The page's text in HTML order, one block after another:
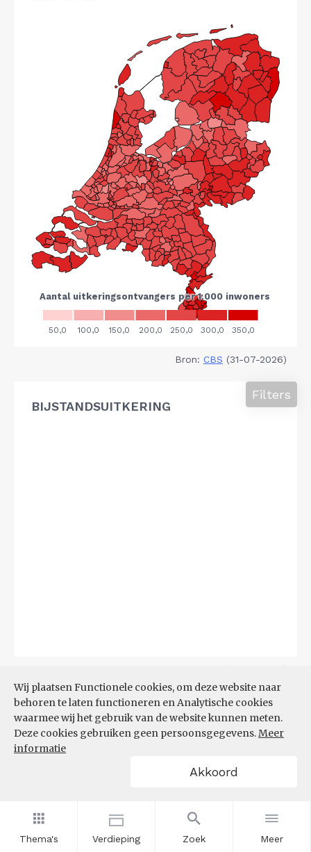
Thema's Verdieping Zoek Meer
Wij plaatsen Functionele cookies, om deze website naar
behoren te laten functioneren en Analytische cookies
waarmee wij het gebruik van de website kunnen meten.
Deze cookies gebruiken geen persoonsgegevens.Meer
informatie
Akkoord
Bron: CBS (31-07-2026)
BIJSTANDSUITKERING
Filters
BIJSTANDSUITKERING PER
1.000 INWONERS
Filters